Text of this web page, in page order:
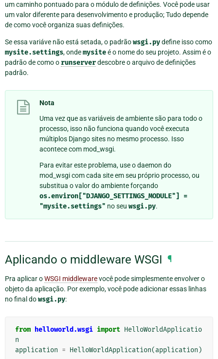
um caminho pontuado para o módulo de definições. Você pode usar
um valor diferente para desenvolvimento e produção; Tudo depende
de como você organiza suas definições.
Se essa variáve não está setada, o padrãowsgi.pydefine isso como
mysite.settings, ondemysiteé o nome do seu projeto. Assim é o
padrão de como o runserverdescobre o arquivo de definições
padrão.
Nota
Uma vez que as variáveis de ambiente são para todo o
processo, isso não funciona quando você executa
múltiplos Django sites no mesmo processo. Isso
acontece com mod_wsgi.
Para evitar este problema, use o daemon do
mod_wsgi com cada site em seu próprio processo, ou
substitua o valor do ambiente forçando
os.environ["DJANGO_SETTINGS_MODULE"]
=
"mysite.settings" no seu wsgi.py.
Aplicando o middleware WSGI ¶
Pra aplicar oWSGI middlewarevocê pode simplesmente envolver o
objeto da aplicação. Por exemplo, você pode adicionar essas linhas
no final dowsgi.py:
from helloworld.wsgi import HelloWorldApplicatio
n
application = HelloWorldApplication(application )